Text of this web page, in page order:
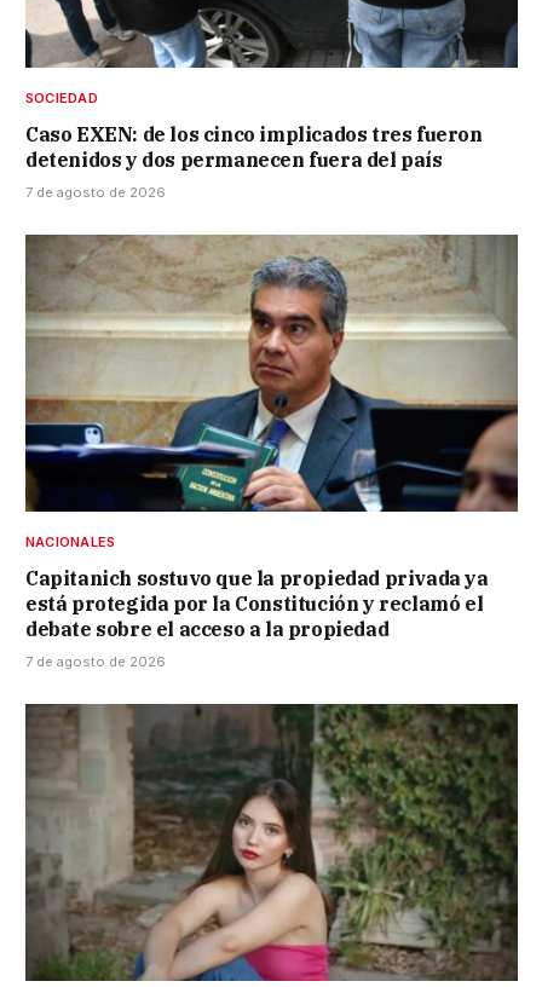
SOCIEDAD
Caso EXEN: de los cinco implicados tres fueron
detenidos y dos permanecen fuera del país
7 de agosto de 2026
NACIONALES
Capitanich sostuvo que la propiedad privada ya
está protegida por la Constitución y reclamó el
debate sobre el acceso a la propiedad
7 de agosto de 2026